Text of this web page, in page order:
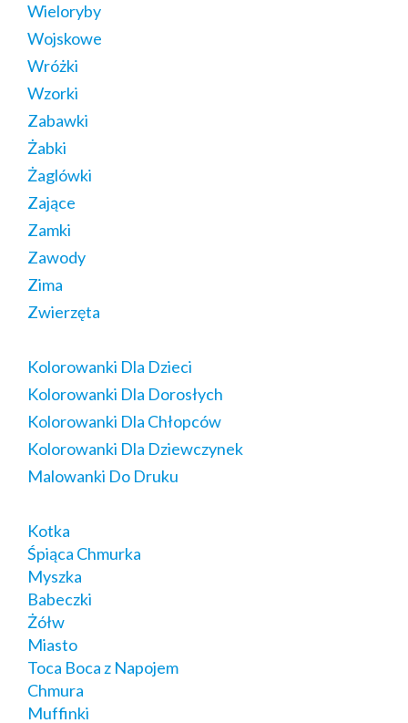
Wieloryby
Wojskowe
Wróżki
Wzorki
Zabawki
Żabki
Żaglówki
Zające
Zamki
Zawody
Zima
Zwierzęta
Kolorowanki Dla Dzieci
Kolorowanki Dla Dorosłych
Kolorowanki Dla Chłopców
Kolorowanki Dla Dziewczynek
Malowanki Do Druku
Kotka
Śpiąca Chmurka
Myszka
Babeczki
Żółw
Miasto
Toca Boca z Napojem
Chmura
Muffinki